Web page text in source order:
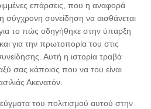
επάρσεις, που η αναφορά
σύγχρονη συνείδηση να αισθάνεται
το πώς οδηγήθηκε στην ύπαρξη
για την πρωτοπορία του στις
Αυτή η ιστορία τραβά
σας κάποιος που να του είναι
Ακενατόν.
του πολιτισμού αυτού στην